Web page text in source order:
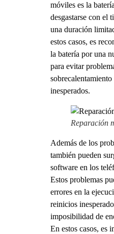
móviles es la
desgastarse con el
una duración
estos casos, es
la batería por una
para evitar
sobrecalentamiento
inesperados.
Reparación
Además de los
también pueden
software en los
Estos problemas
errores en la
reinicios
imposibilidad de
En estos casos, es